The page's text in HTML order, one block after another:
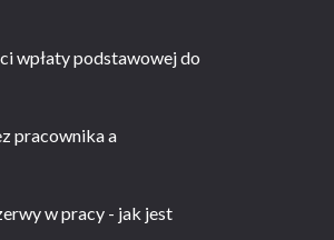
wpłaty podstawowej do
pracownika a
w pracy - jak jest